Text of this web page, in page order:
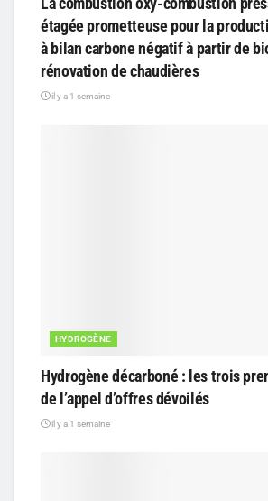
étagée prometteuse pour la
à bilan carbone négatif à partir de
rénovation de chaudières
il y a 1 semaine
HYDROGÈNE
Hydrogène décarboné : les trois
de l’appel d’offres dévoilés
il y a 1 semaine